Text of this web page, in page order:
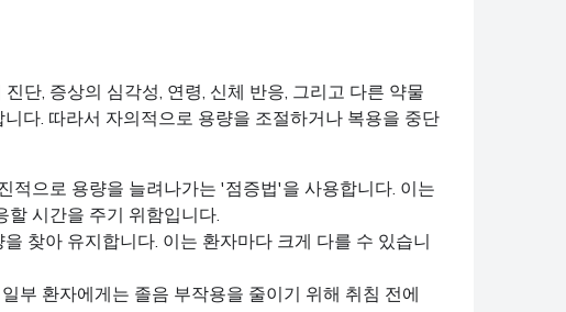
단, 증상의 심각성, 연령, 신체 반응, 그리고 다른 약물
다. 따라서 자의적으로 용량을 조절하거나 복용을 중단
적으로 용량을 늘려나가는 '점증법'을 사용합니다. 이는
시간을 주기 위함입니다.
찾아 유지합니다. 이는 환자마다 크게 다를 수 있습니
부 환자에게는 졸음 부작용을 줄이기 위해 취침 전에